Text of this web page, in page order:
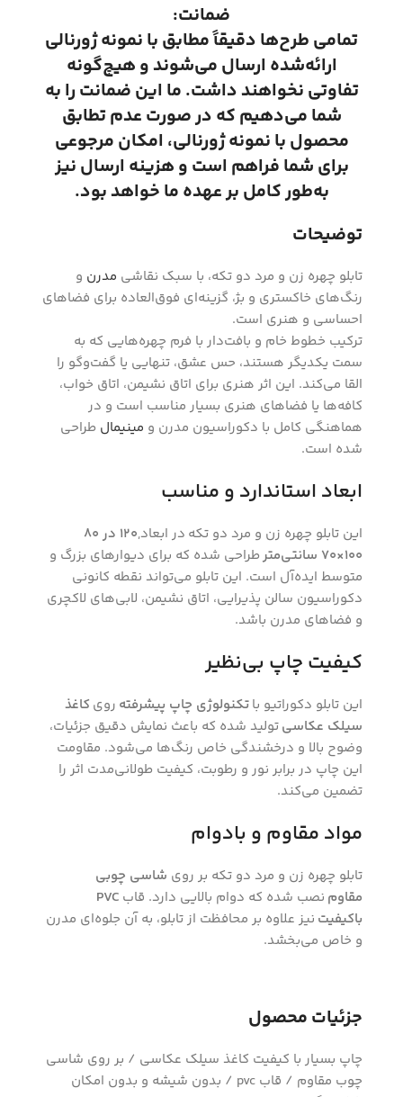
ضمانت:
تمامی طرح‌ها دقیقاً مطابق با نمونه ژورنالی
ارائه‌شده ارسال می‌شوند و هیچ‌گونه
تفاوتی نخواهند داشت. ما این ضمانت را به
شما می‌دهیم که در صورت عدم تطابق
محصول با نمونه ژورنالی، امکان مرجوعی
برای شما فراهم است و هزینه ارسال نیز
به‌طور کامل بر عهده ما خواهد بود.
توضیحات
تابلو چهره زن و مرد دو تکه، با سبک نقاشی مدرن و
رنگ‌های خاکستری و بژ، گزینه‌ای فوق‌العاده برای فضاهای
احساسی و هنری است.
ترکیب خطوط خام و بافت‌دار با فرم چهره‌هایی که به
سمت یکدیگر هستند، حس عشق، تنهایی یا گفت‌وگو را
القا می‌کند. این اثر هنری برای اتاق نشیمن، اتاق خواب،
کافه‌ها یا فضاهای هنری بسیار مناسب است و در
هماهنگی کامل با دکوراسیون مدرن و مینیمال طراحی
شده است.
ابعاد استاندارد و مناسب
این تابلو چهره زن و مرد دو تکه در ابعاد,120 در 80
100×70 سانتی‌متر
طراحی شده که برای دیوارهای بزرگ و
متوسط ایده‌آل است. این تابلو می‌تواند نقطه کانونی
دکوراسیون سالن پذیرایی، اتاق نشیمن، لابی‌های لاکچری
و فضاهای مدرن باشد.
کیفیت چاپ بی‌نظیر
این تابلو دکوراتیو باتکنولوژی چاپ پیشرفته روی کاغذ
سیلک عکاسیتولید شده که باعث نمایش دقیق جزئیات،
وضوح بالا و درخشندگی خاص رنگ‌ها می‌شود. مقاومت
این چاپ در برابر نور و رطوبت، کیفیت طولانی‌مدت اثر را
تضمین می‌کند.
مواد مقاوم و بادوام
تابلو چهره زن و مرد دو تکه بر روی شاسی چوبی
مقاوم نصب شده که دوام بالایی دارد. قاب PVC
باکیفیت نیز علاوه بر محافظت از تابلو، به آن جلوه‌ای مدرن
و خاص می‌بخشد.
جزئیات محصول
چاپ بسیار با کیفیت کاغذ سیلک عکاسی / بر روی شاسی
چوب مقاوم / قاب pvc / بدون شیشه و بدون امکان